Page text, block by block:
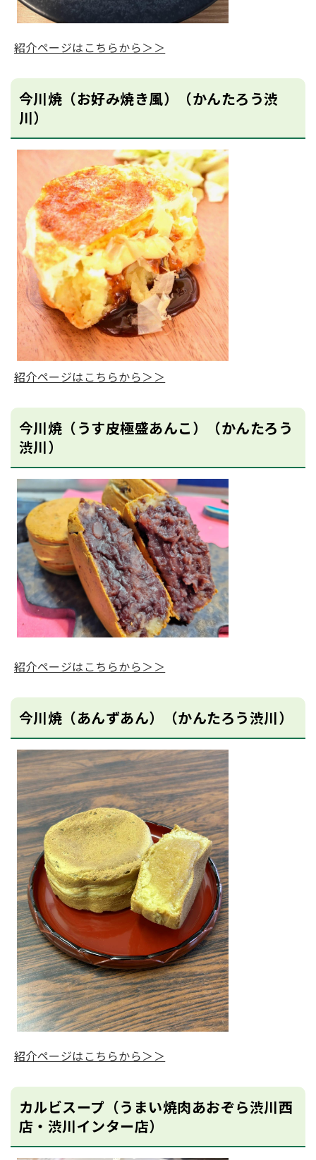
紹介ページはこちらから＞＞
今川焼（お好み焼き風）（かんたろう渋
川）
紹介ページはこちらから＞＞
今川焼（うす皮極盛あんこ）（かんたろう
渋川）
紹介ページはこちらから＞＞
今川焼（あんずあん）（かんたろう渋川）
紹介ページはこちらから＞＞
カルビスープ（うまい焼肉あおぞら渋川西
店・渋川インター店）